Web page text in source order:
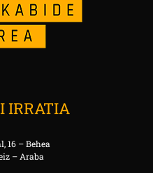
IRRATIA
16 – Behea
– Araba